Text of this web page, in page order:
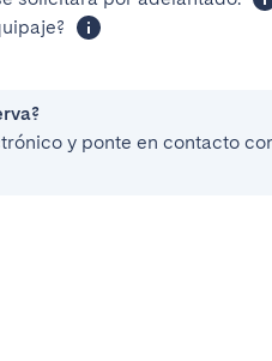
y ponte en contacto